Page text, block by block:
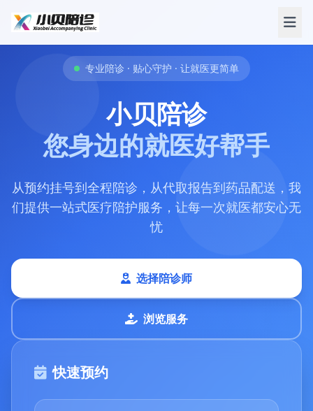
专业陪诊 · 贴心守护 · 让就医更简单
小贝陪诊
您身边的就医好帮手
从预约挂号到全程陪诊，从代取报告到药品配送，我
们提供一站式医疗陪护服务，让每一次就医都安心无
忧
选择陪诊师
浏览服务
快速预约